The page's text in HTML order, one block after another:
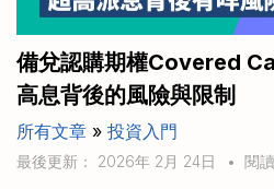
申請清卡數/私人貸款
CreFIT x Planto推廣優惠
比較最抵美股投資戶口
投資戶口 (港股)
比較最抵港股投資戶口
投資加密貨幣
比較最抵Crypto交易所
月供股票計劃
比較最抵月供計劃戶口
Academy
Marketplace
其他網站
備兌認購期權Covered
高息背後的風險與限制
所有文章 » 投資入門
最後更新： 2026年 2月 24日 • 閱